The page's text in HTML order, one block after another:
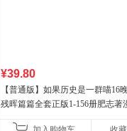
¥39.80
【普通版】如果历史是一群喵16
残晖篇篇全套正版1-156册肥志著